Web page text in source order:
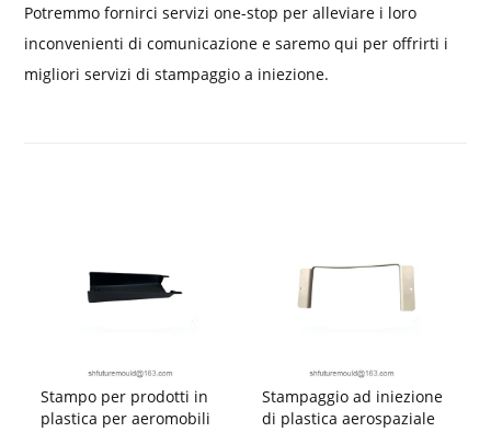
Potremmo fornirci servizi one-stop per alleviare i loro
inconvenienti di comunicazione e saremo qui per offrirti i
migliori servizi di stampaggio a iniezione.
Stampo per prodotti in
plastica per aeromobili
Stampaggio ad iniezione
di plastica aerospaziale